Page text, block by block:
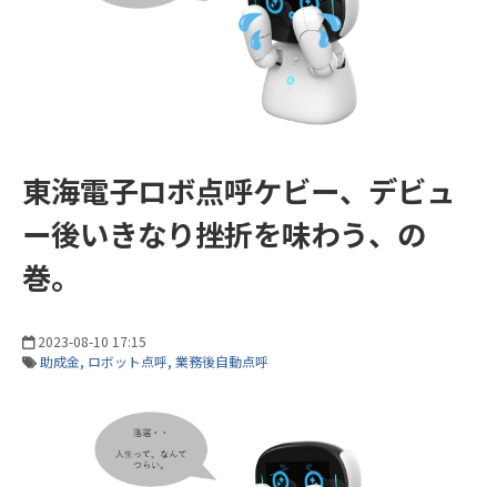
東海電子ロボ点呼ケビー、デビュ
ー後いきなり挫折を味わう、の
巻。
2023-08-10 17:15
助成金 ロボット点呼 業務後自動点呼